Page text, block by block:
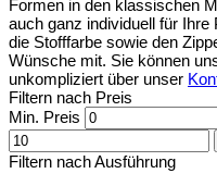
Formen in den klassischen
auch ganz individuell für
die Stofffarbe sowie den
Wünsche mit. Sie können
unkompliziert über unser
Filtern nach Preis
Min. Preis
Filtern nach Ausführung